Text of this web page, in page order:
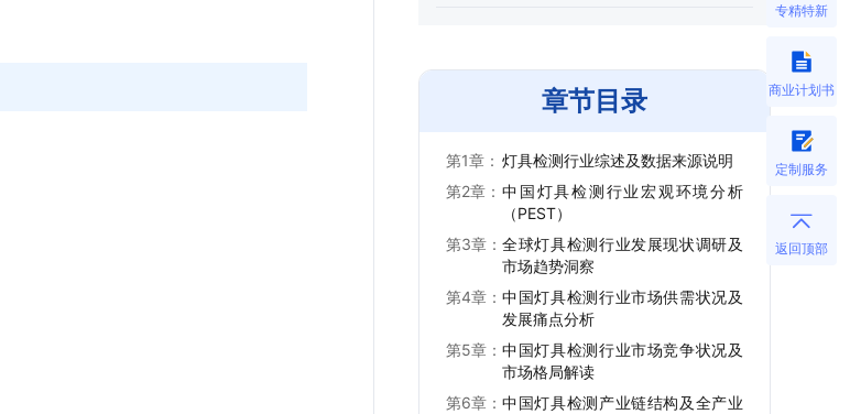
章节目录
第1章： 灯具检测行业综述及数据来源说明
第2章： 中国灯具检测行业宏观环境分析
（PEST）
第3章： 全球灯具检测行业发展现状调研及
市场趋势洞察
第4章： 中国灯具检测行业市场供需状况及
发展痛点分析
第5章： 中国灯具检测行业市场竞争状况及
市场格局解读
第6章： 中国灯具检测产业链结构及全产业
专精特新
商业计划书
定制服务
返回顶部